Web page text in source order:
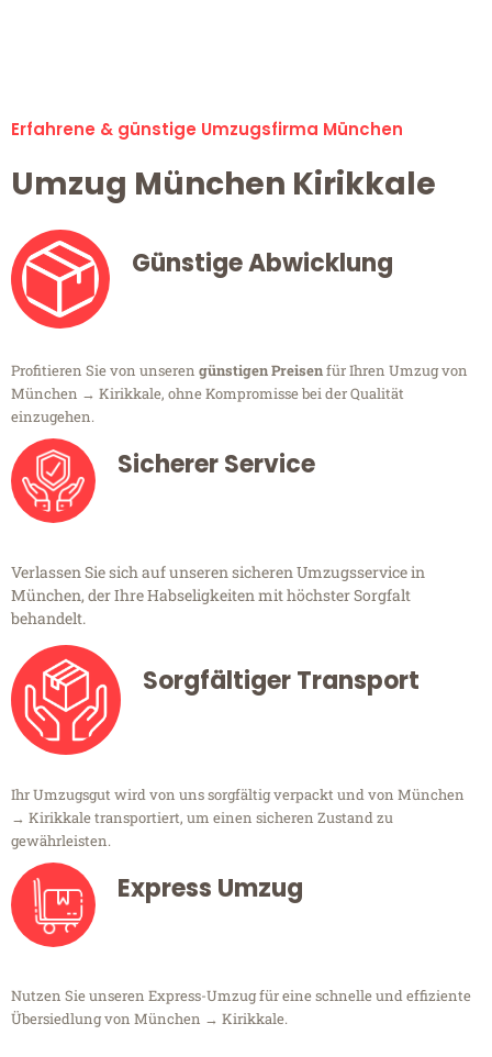
Erfahrene & günstige Umzugsfirma München
Umzug München Kirikkale
Günstige Abwicklung
Profitieren Sie von unseren günstigen Preisenfür Ihren Umzug von
München → Kirikkale, ohne Kompromisse bei der Qualität
einzugehen.
Sicherer Service
Verlassen Sie sich auf unseren sicheren Umzugsservice in
München, der Ihre Habseligkeiten mit höchster Sorgfalt
behandelt.
Sorgfältiger Transport
Ihr Umzugsgut wird von uns sorgfältig verpackt und von München
→ Kirikkale transportiert, um einen sicheren Zustand zu
gewährleisten.
Express Umzug
Nutzen Sie unseren Express-Umzug für eine schnelle und effiziente
Übersiedlung von München → Kirikkale.